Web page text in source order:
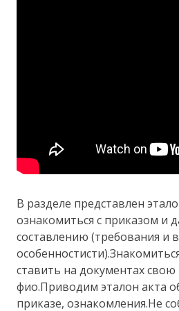
В разделе представлен
ознакомиться с приказом и
составлению (требования и в
ставить на документах свою
фио.Приводим эталон акта
приказе, ознакомления.Не